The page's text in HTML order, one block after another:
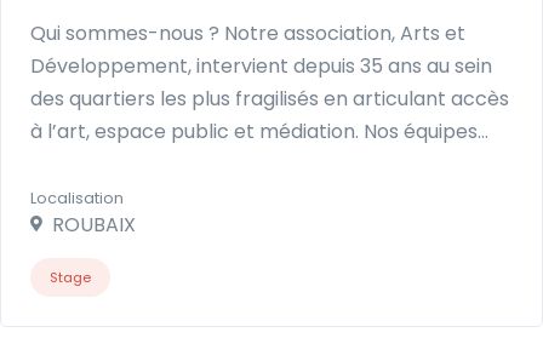
Qui sommes-nous ? Notre association, Arts et
Développement, intervient depuis 35 ans au sein
des quartiers les plus fragilisés en articulant accès
à l’art, espace public et médiation. Nos équipes…
Localisation
ROUBAIX
Stage